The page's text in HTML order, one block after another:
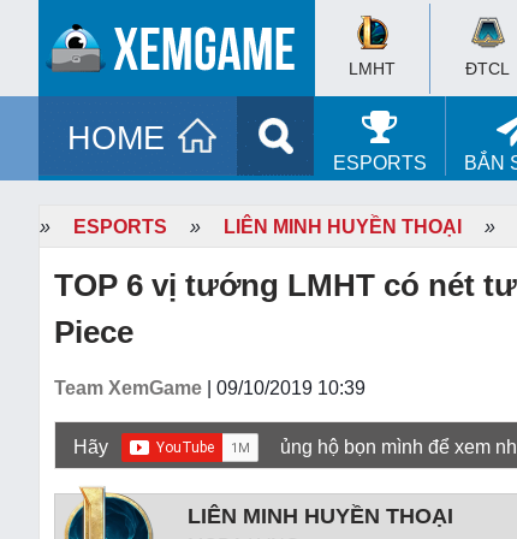
LMHT ĐTCL
HOME
ESPORTS BẮN
» ESPORTS » LIÊN MINH HUYỀN THOẠI »
TOP 6 vị tướng LMHT có nét
Piece
Team XemGame | 09/10/2019 10:39
Hãy ủng hộ bọn mình để xem
LIÊN MINH HUYỀN THOẠI